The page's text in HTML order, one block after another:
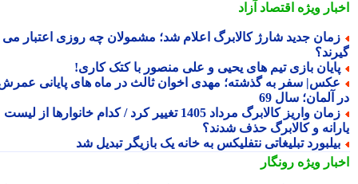
ویژهاقتصاد آزاد
جدید شارژ کالابرگ اعلام شد؛ مشمولان چه روزی اعتبار می
بازی تیم های یحیی و علی منصور با کتک کاری!
سفر به گذشته؛ مهدی اخوان ثالث در ماه های پایانی عمرش
آلمان؛ سال 69
زمان واریز کالابرگ مرداد 1405 تغییر کرد / کدام خانوارها از لیست
و کالابرگ حذف شدند؟
تبلیغاتی نتفلیکس به خانه یک بازیگر تبدیل شد
ویژهرونگار